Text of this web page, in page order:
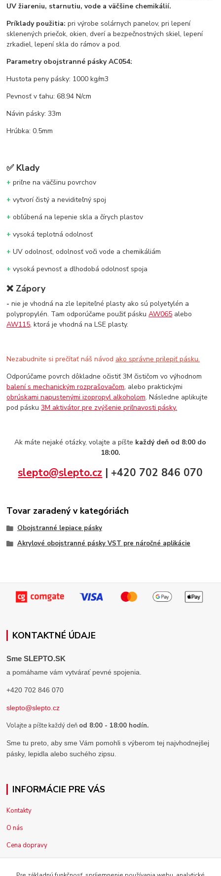
UV žiareniu, starnutiu, vode a väčšine chemikálií.
Príklady použitia: pri výrobe solárnych panelov, pri lepení
sklenených priečok, okien, dverí a bezpečnostných skiel, lepení
zrkadiel, lepení skla do rámov a pod.
Parametry obojstranné pásky AC054:
Hustota peny pásky: 1000 kg/m3
Pevnosť v ťahu: 68.94 N/cm
Návin pásky: 33m
Hrúbka: 0.5mm
✅ Klady
+ priľne na väčšinu povrchov
+ vytvorí čistý a neviditeľný spoj
+ obľúbená na lepenie skla a čírych plastov
+ vysoká teplotná odolnosť
+ UV odolnosť, odolnosť voči vode a chemikáliám
+ vysoká pevnosť a dlhodobá odolnosť spoja
❌ Zápory
- nie je vhodná na zle lepiteľné plasty ako sú polyetylén a
polypropylén. Tam odporúčame použiť páskuAW065 alebo
AW115, ktorá je vhodná na LSE plasty.
Nezabudnite si prečítať náš návod ako správne prilepiť pásku.
Odporúčame povrch dôkladne očistiť 3M čističom vo výhodnom
balení s mechanickým rozprašovačom, alebo praktickými
obrúskami napustenými izopropyl alkoholom. Následne aplikujte
pod pásku3M aktivátor pre zvýšenie priľnavosti pásky.
Ak máte nejaké otázky, volajte a píšte každý deň od 8:00 do
18:00.
slepto@slepto.cz | +420 702 846 070
Tovar zaradený v kategóriách
Obojstranné lepiace pásky
Akrylové obojstranné pásky VST pre náročné aplikácie
KONTAKTNÉ ÚDAJE
Sme SLEPTO.SK
a pomáhame vám vytvárať pevné spojenia.
+420 702 846 070
slepto@slepto.cz
Volajte a píšte každý deň od 8:00 - 18:00 hodín.
Sme tu preto, aby sme Vám pomohli s výberom tej najvhodnejšej
pásky, lepidla alebo suchého zipsu.
INFORMÁCIE PRE VÁS
Kontakty
O nás
Cena dopravy